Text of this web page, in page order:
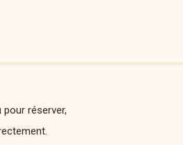
réserver,